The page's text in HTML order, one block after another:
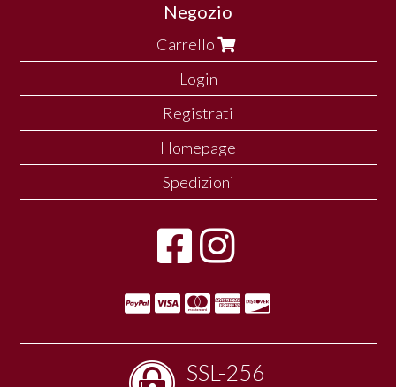
Negozio
Carrello
Login
Registrati
Homepage
Spedizioni
SSL-256